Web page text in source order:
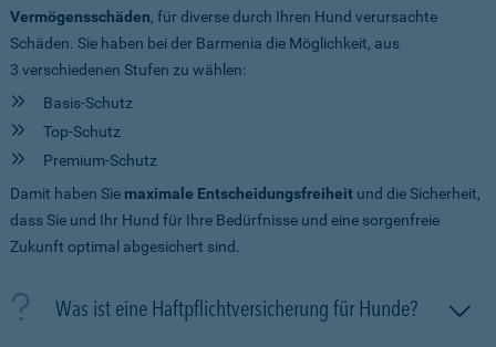
Vermögensschäden, für diverse durch Ihren Hund verursachte
Schäden. Sie haben bei der Barmenia die Möglichkeit, aus
3 verschiedenen Stufen zu wählen:
Basis-Schutz
Top-Schutz
Premium-Schutz
Damit haben Sie maximale Entscheidungsfreiheit und die Sicherheit,
dass Sie und Ihr Hund für Ihre Bedürfnisse und eine sorgenfreie
Zukunft optimal abgesichert sind.
Was ist eine Haftpflichtversicherung für Hunde?